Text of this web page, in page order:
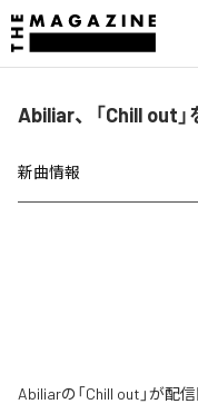
Abiliar、「Chill out
新曲情報
Abiliarの「Chill out」が配